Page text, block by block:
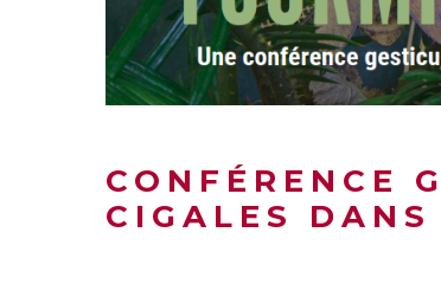
CONFÉRENCE
CIGALES